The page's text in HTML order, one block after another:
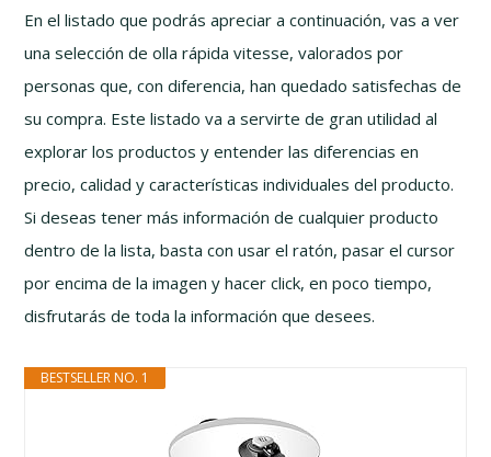
En el listado que podrás apreciar a continuación, vas a ver
una selección de olla rápida vitesse, valorados por
personas que, con diferencia, han quedado satisfechas de
su compra. Este listado va a servirte de gran utilidad al
explorar los productos y entender las diferencias en
precio, calidad y características individuales del producto.
Si deseas tener más información de cualquier producto
dentro de la lista, basta con usar el ratón, pasar el cursor
por encima de la imagen y hacer click, en poco tiempo,
disfrutarás de toda la información que desees.
BESTSELLER NO. 1